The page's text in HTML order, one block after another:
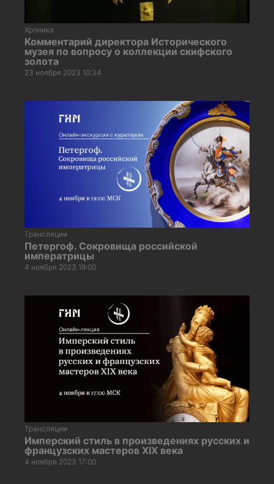
Хроника
Комментарий директора Исторического
музея по вопросу о коллекции скифского
золота
23 ноября 2023 10:34
Трансляции
Петергоф. Сокровища российской
императрицы
4 ноября 2023 19:00
Трансляции
Имперский стиль в произведениях русских и
французских мастеров XIX века
4 ноября 2023 17:00